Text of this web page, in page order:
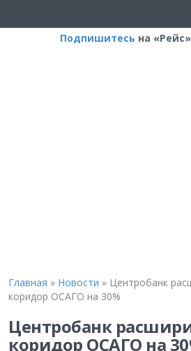
Подпишитесь на
Главная » Новости » Центробанк
коридор ОСАГО на 30%
Центробанк
коридор ОСАГО на